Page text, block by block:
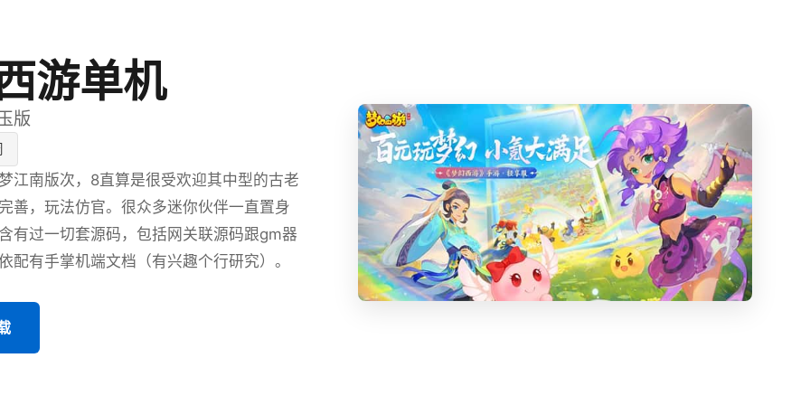
游单机
版
江南版次，8直算是很受欢迎其中型的古老
善，玩法仿官。很众多迷你伙伴一直置身
有过一切套源码，包括网关联源码跟gm器
配有手掌机端文档（有兴趣个行研究）。